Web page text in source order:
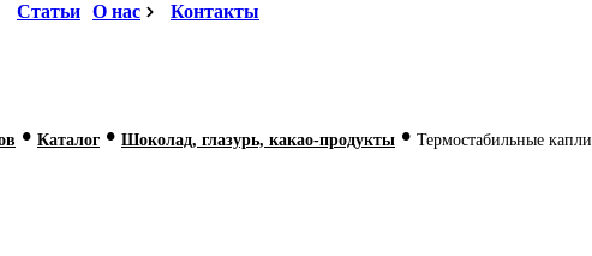
Статьи О нас Контакты
• Каталог • Шоколад, глазурь, какао-продукты • Термостабильные